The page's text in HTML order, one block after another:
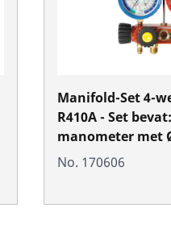
Manifold-Set 4-
R410A - Set
manometer met
„Pulse-free“,
No. 170606